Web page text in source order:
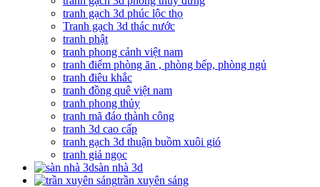
tranh gạch 3d phúc lộc thọ
Tranh gạch 3d thác nước
tranh phật
tranh phong cảnh việt nam
tranh điểm phòng ăn , phòng bếp, phòng ngủ
tranh điêu khắc
tranh đồng quê việt nam
tranh phong thủy
tranh mã đáo thành công
tranh 3d cao cấp
tranh gạch 3d thuận buồm xuôi gió
tranh giả ngọc
sàn nhà 3d
trần xuyên sáng